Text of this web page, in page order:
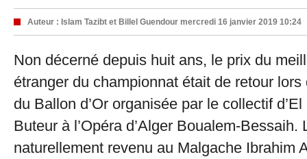
Auteur : Islam Tazibt et Billel Guendour mercredi 16 janvier 2019 10:24
Non décerné depuis huit ans, le prix du
étranger du championnat était de retour
du Ballon d’Or organisée par le collectif
Buteur à l’Opéra d’Alger Boualem-Bessaih.
naturellement revenu au Malgache Ibrahim